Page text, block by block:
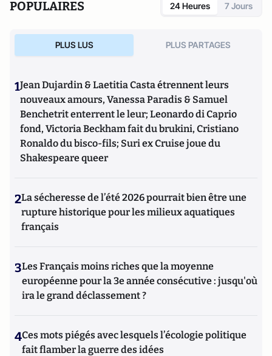
POPULAIRES 24 Heures 7 Jours
PLUS LUS PLUS PARTAGES
1Jean Dujardin & Laetitia Casta étrennent leurs
nouveaux amours, Vanessa Paradis & Samuel
Benchetrit enterrent le leur; Leonardo di Caprio
fond, Victoria Beckham fait du brukini, Cristiano
Ronaldo du bisco-fils; Suri ex Cruise joue du
Shakespeare queer
2La sécheresse de l’été 2026 pourrait bien être une
rupture historique pour les milieux aquatiques
français
3Les Français moins riches que la moyenne
européenne pour la 3e année consécutive : jusqu'où
ira le grand déclassement ?
4Ces mots piégés avec lesquels l’écologie politique
fait flamber la guerre des idées